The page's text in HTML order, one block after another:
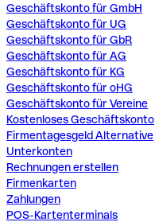
Geschäftskonto für GmbH
Geschäftskonto für UG
Geschäftskonto für GbR
Geschäftskonto für AG
Geschäftskonto für KG
Geschäftskonto für oHG
Geschäftskonto für Vereine
Kostenloses Geschäftskonto
Firmentagesgeld Alternative
Unterkonten
Rechnungen erstellen
Firmenkarten
Zahlungen
POS-Kartenterminals